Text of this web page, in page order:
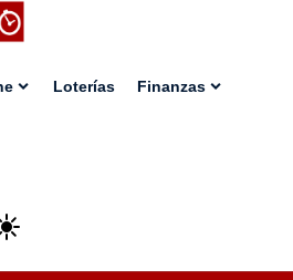
Loterías Finanzas